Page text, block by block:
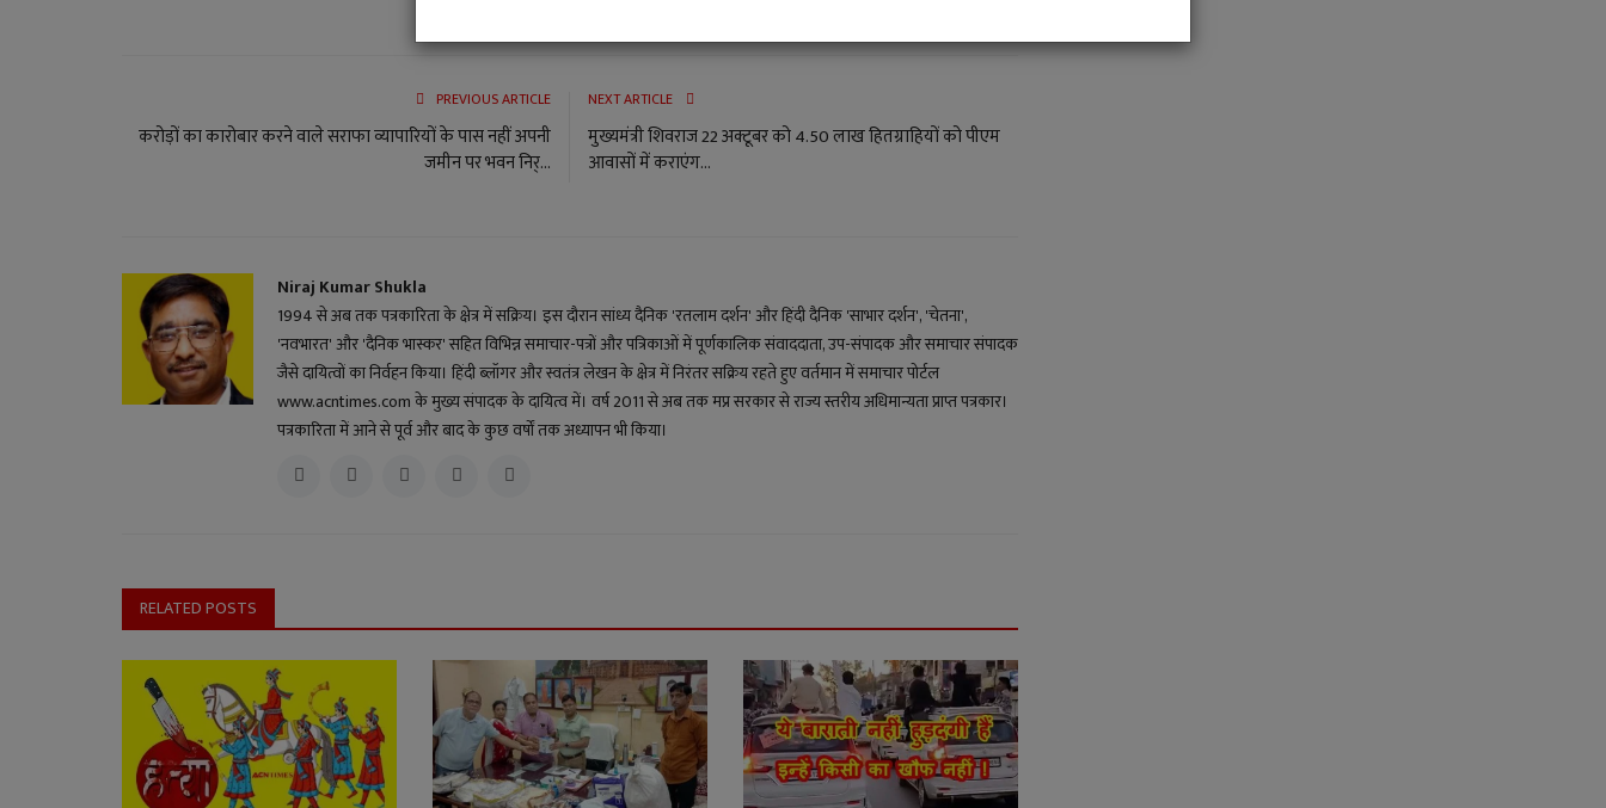
PREVIOUS ARTICLE
करोड़ों का कारोबार करने वाले सराफा व्यापारियों के पास नहीं अपनी
जमीन पर भवन निर्...
NEXT ARTICLE
मुख्यमंत्री शिवराज 22 अक्टूबर को 4.50 लाख हितग्राहियों को पीएम
आवासों में कराएंग...
Niraj Kumar Shukla
1994 से अब तक पत्रकारिता के क्षेत्र में सक्रिय। इस दौरान सांध्य दैनिक 'रतलाम दर्शन' और हिंदी दैनिक 'साभार दर्शन', 'चेतना',
'नवभारत' और 'दैनिक भास्कर' सहित विभिन्न समाचार-पत्रों और पत्रिकाओं में पूर्णकालिक संवाददाता, उप-संपादक और समाचार संपादक
जैसे दायित्वों का निर्वहन किया। हिंदी ब्लॉगर और स्वतंत्र लेखन के क्षेत्र में निरंतर सक्रिय रहते हुए वर्तमान में समाचार पोर्टल
www.acntimes.com के मुख्य संपादक के दायित्व में। वर्ष 2011 से अब तक मप्र सरकार से राज्य स्तरीय अधिमान्यता प्राप्त पत्रकार।
पत्रकारिता में आने से पूर्व और बाद के कुछ वर्षों तक अध्यापन भी किया।
RELATED POSTS